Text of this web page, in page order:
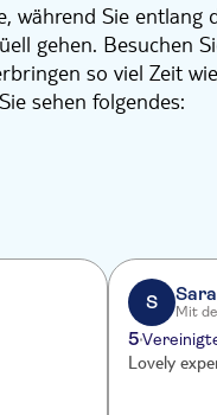
während Sie
gehen. Besuchen
so viel Zeit
sehen folgendes:
S Mit
5
Lovely